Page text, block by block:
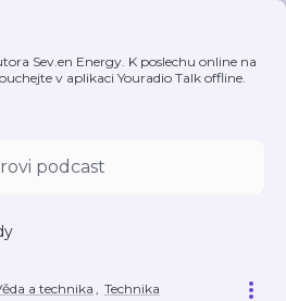
Sev.en Energy. K poslechu online na
v aplikaci Youradio Talk offline.
a technika, Technika